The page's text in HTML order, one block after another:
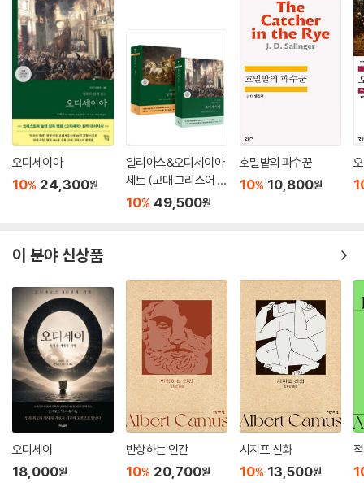
오디세이아
10% 24,300원
일리아스&오디세이아
세트 (고대 그리스어 완
역본)
10% 49,500원
호밀밭의 파수꾼
10% 10,800원
이 분야 신상품
오디세이
18,000원
반항하는 인간
10% 20,700원
시지프 신화
10% 13,500원